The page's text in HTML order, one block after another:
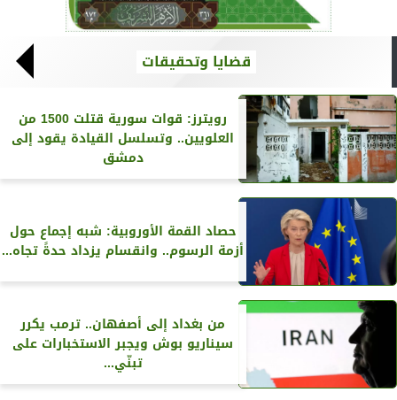
قضايا وتحقيقات
رويترز‏: قوات سورية قتلت 1500 من
العلويين.. وتسلسل القيادة يقود إلى
دمشق
حصاد القمة الأوروبية: شبه إجماع حول
أزمة الرسوم.. وانقسام يزداد حدةً تجاه...
من بغداد إلى أصفهان.. ترمب يكرر
سيناريو بوش ويجبر الاستخبارات على
تبنّي...